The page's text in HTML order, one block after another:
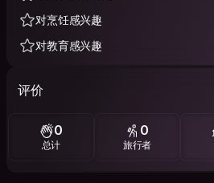
对烹饪感兴趣
对教育感兴趣
评价
0
总计
0
旅行者